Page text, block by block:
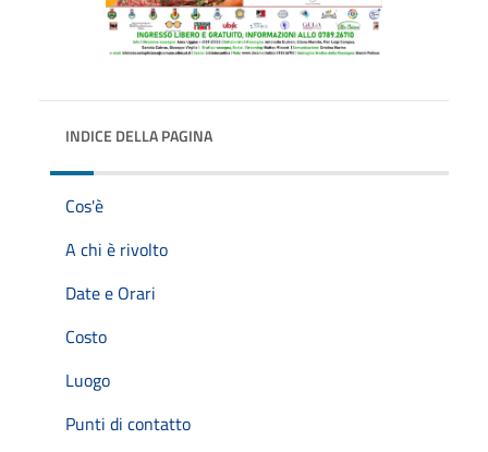
INDICE DELLA PAGINA
Cos'è
A chi è rivolto
Date e Orari
Costo
Luogo
Punti di contatto